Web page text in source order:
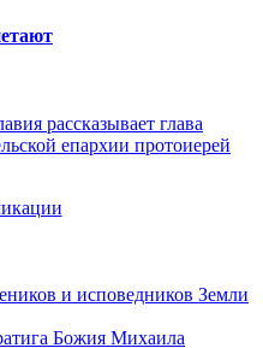
рассказывает глава
епархии протоиерей